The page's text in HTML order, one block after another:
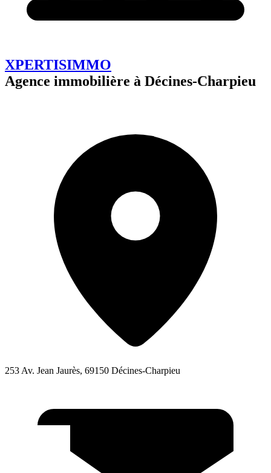
XPERTISIMMO
Agence immobilière à Décines-Charpieu
253 Av. Jean Jaurès, 69150 Décines-Charpieu